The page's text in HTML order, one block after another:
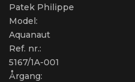
Patek Philippe
Model:
Aquanaut
Ref. nr.:
5167/1A-001
Årgang: